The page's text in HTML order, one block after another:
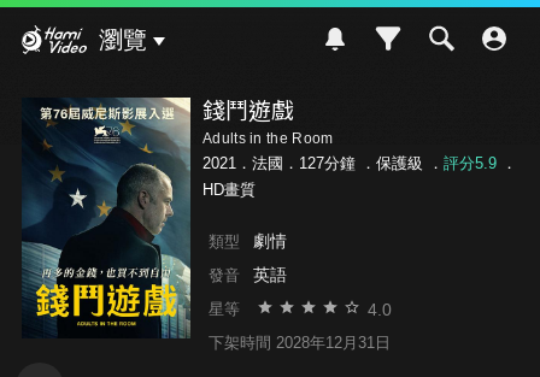
瀏覽
錢鬥遊戲
Adults in the Room
2021．法國．127分鐘 ． 保護級 ． 評分5.9．
HD畫質
類型 劇情
發音 英語
星等 4.0
下架時間 2028年12月31日